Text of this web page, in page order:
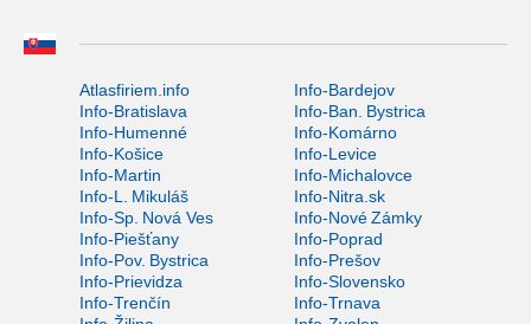
Atlasfiriem.info
Info-Bardejov
Info-Bratislava
Info-Ban. Bystrica
Info-Humenné
Info-Komárno
Info-Košice
Info-Levice
Info-Martin
Info-Michalovce
Info-L. Mikuláš
Info-Nitra.sk
Info-Sp. Nová Ves
Info-Nové Zámky
Info-Piešťany
Info-Poprad
Info-Pov. Bystrica
Info-Prešov
Info-Prievidza
Info-Slovensko
Info-Trenčín
Info-Trnava